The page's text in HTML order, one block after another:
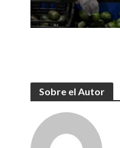
Sobre el Autor